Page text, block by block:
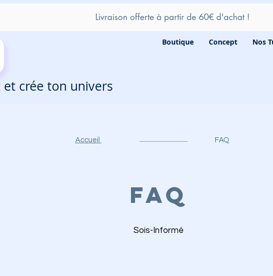
Livraison offerte à partir de 60€ d'achat !
Boutique Concept Nos
crée ton univers
Accueil FAQ
FAQ
Sois-Informé